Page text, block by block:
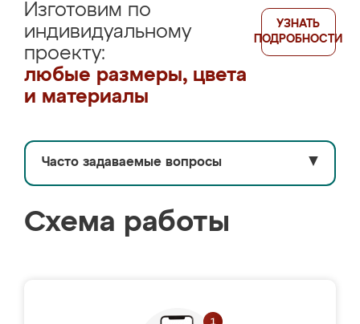
Изготовим по
индивидуальному
проекту:
любые размеры, цвета
и материалы
УЗНАТЬ
ПОДРОБНОСТИ
Часто задаваемые вопросы ▼
Схема работы